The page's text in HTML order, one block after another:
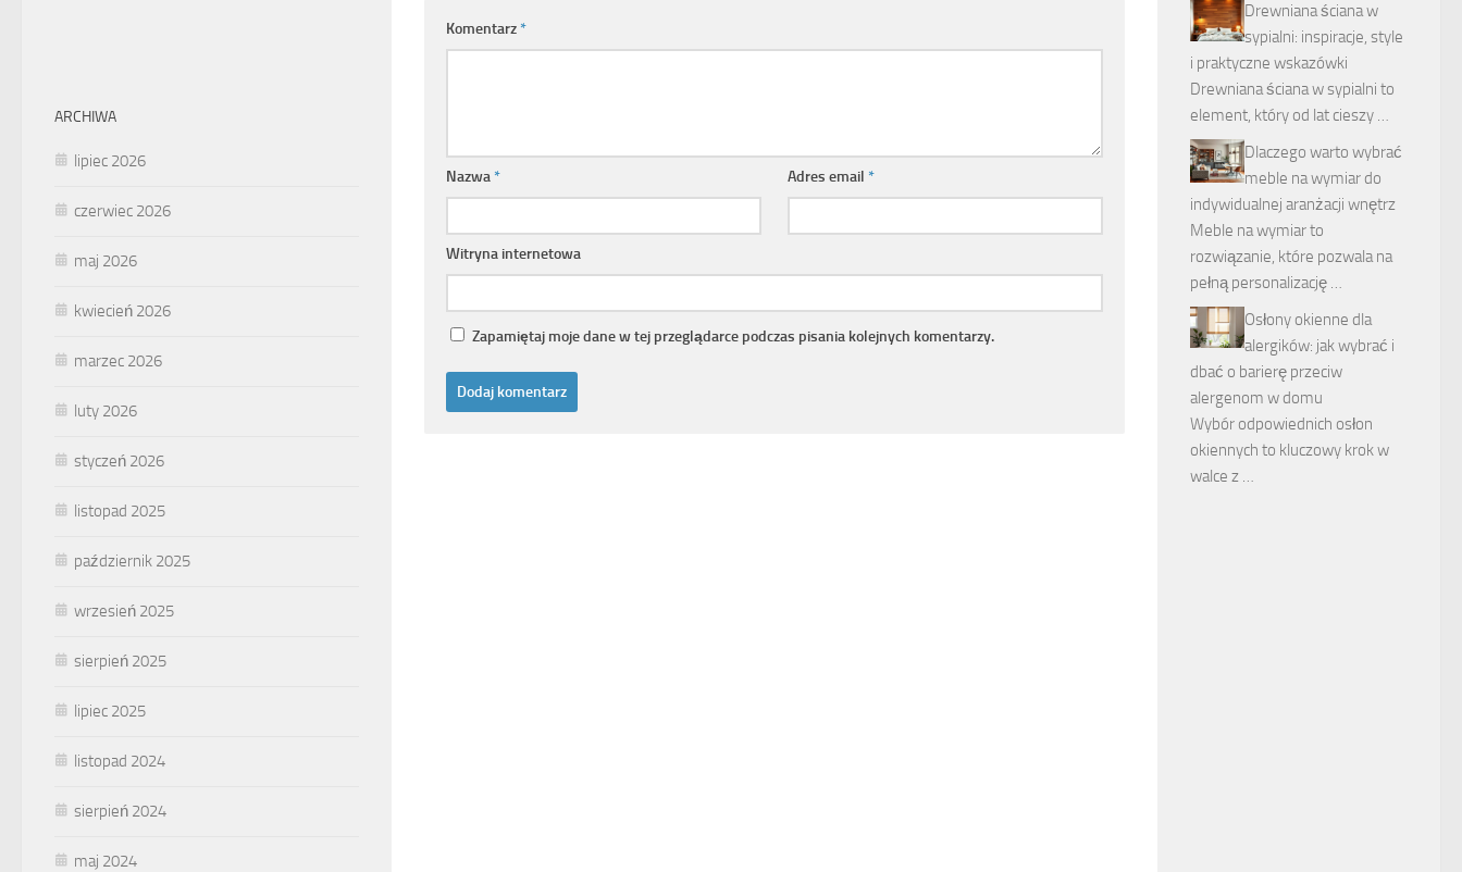
Komentarz*
Nazwa* Adres email*
Witryna internetowa
Zapamiętaj moje dane w tej przeglądarce podczas pisania kolejnych komentarzy.
ARCHIWA
lipiec 2026
czerwiec 2026
maj 2026
kwiecień 2026
marzec 2026
luty 2026
styczeń 2026
listopad 2025
październik 2025
wrzesień 2025
sierpień 2025
lipiec 2025
listopad 2024
sierpień 2024
maj 2024
Drewniana ściana w
sypialni: inspiracje, style
i praktyczne wskazówki
Drewniana ściana w sypialni to
element, który od lat cieszy …
Dlaczego warto wybrać
meble na wymiar do
indywidualnej aranżacji wnętrz
Meble na wymiar to
rozwiązanie, które pozwala na
pełną personalizację …
Osłony okienne dla
alergików: jak wybrać i
dbać o barierę przeciw
alergenom w domu
Wybór odpowiednich osłon
okiennych to kluczowy krok w
walce z …